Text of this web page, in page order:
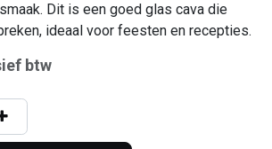
Dit is een goed glas cava die
ideaal voor feesten en recepties.
btw